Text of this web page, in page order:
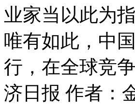
业家当以此为
唯有如此，中
行，在全球竞
济日报 作者：